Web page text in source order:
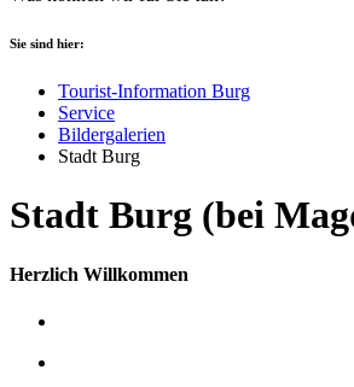
Sie sind hier:
Tourist-Information Burg
Service
Bildergalerien
Stadt Burg
Stadt Burg (bei
Herzlich Willkommen